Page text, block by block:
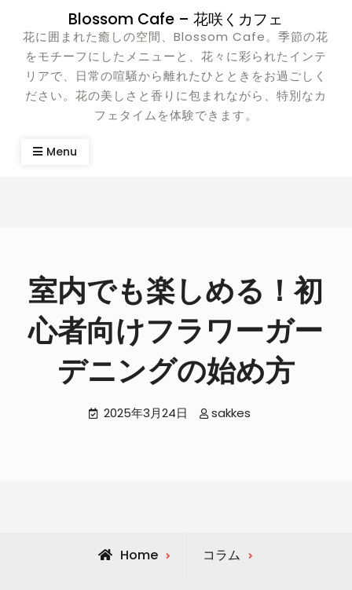
content
Blossom Cafe – 花咲くカフェ
花に囲まれた癒しの空間、Blossom Cafe。季節の花
をモチーフにしたメニューと、花々に彩られたインテ
リアで、日常の喧騒から離れたひとときをお過ごしく
ださい。花の美しさと香りに包まれながら、特別なカ
フェタイムを体験できます。
Menu
室内でも楽しめる！初
心者向けフラワーガー
デニングの始め方
2025年3月24日 sakkes
Home コラム